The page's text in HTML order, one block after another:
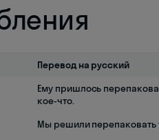
Перевод на русский
Ему пришлось
кое-что.
Мы решили